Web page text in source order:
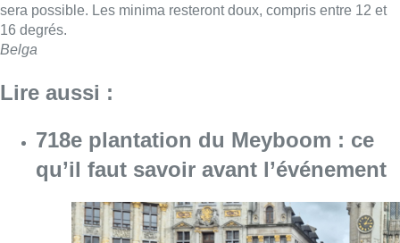
sera possible. Les minima resteront doux, compris entre 12 et
16 degrés.
Belga
Lire aussi :
718e plantation du Meyboom : ce
qu’il faut savoir avant l’événement